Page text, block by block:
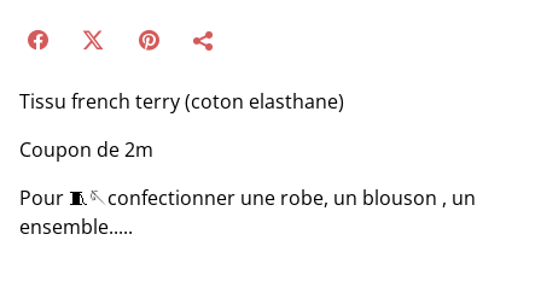
Tissu french terry (coton elasthane)
Coupon de 2m
Pour 🧵🪡confectionner une robe, un blouson , un
ensemble.....